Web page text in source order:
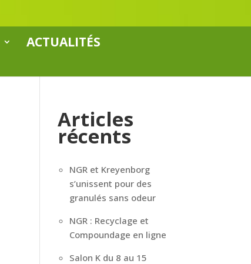
ACTUALITÉS
Articles
récents
NGR et Kreyenborg
s’unissent pour des
granulés sans odeur
NGR : Recyclage et
Compoundage en ligne
Salon K du 8 au 15